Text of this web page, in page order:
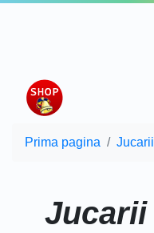
Prima pagina Jucarii
Jucarii